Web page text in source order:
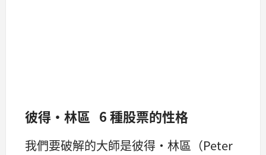
彼得·林區 6 種股票的性格
我們要破解的大師是彼得·林區（Peter